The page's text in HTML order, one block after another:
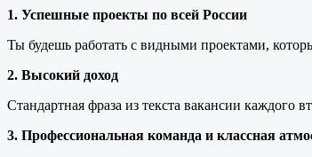
1. Успешные проекты по всей России
Ты будешь работать с видными проектами,
2. Высокий доход
Стандартная фраза из текста вакансии каждого
3. Профессиональная команда и классная